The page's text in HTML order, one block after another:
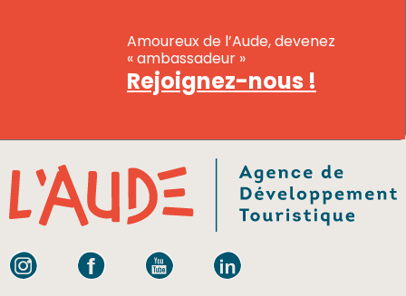
Amoureux de l’Aude, devenez
« ambassadeur »
Rejoignez-nous !